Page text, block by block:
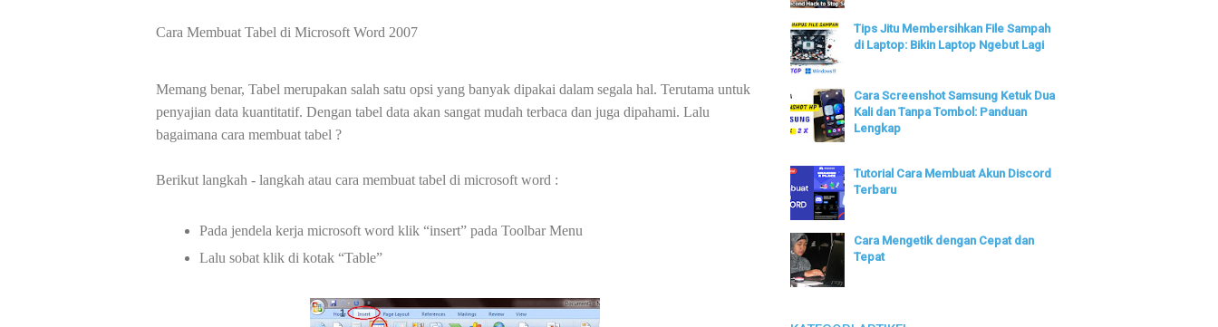
Cara Membuat Tabel di Microsoft Word 2007
Memang benar, Tabel merupakan salah satu opsi yang banyak dipakai dalam segala hal. Terutama untuk
penyajian data kuantitatif. Dengan tabel data akan sangat mudah terbaca dan juga dipahami. Lalu
bagaimana cara membuat tabel ?
Berikut langkah - langkah atau cara membuat tabel di microsoft word :
Pada jendela kerja microsoft word klik “insert” pada Toolbar Menu
Lalu sobat klik di kotak “Table”
Tips Jitu Membersihkan File Sampah
di Laptop: Bikin Laptop Ngebut Lagi
Cara Screenshot Samsung Ketuk Dua
Kali dan Tanpa Tombol: Panduan
Lengkap
Tutorial Cara Membuat Akun Discord
Terbaru
Cara Mengetik dengan Cepat dan
Tepat